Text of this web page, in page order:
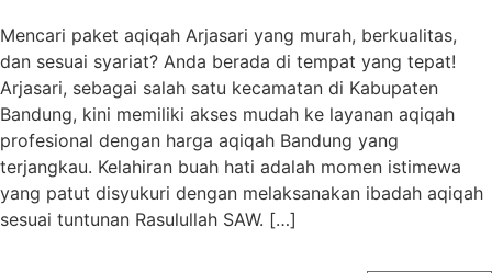
Mencari paket aqiqah Arjasari yang murah, berkualitas,
dan sesuai syariat? Anda berada di tempat yang tepat!
Arjasari, sebagai salah satu kecamatan di Kabupaten
Bandung, kini memiliki akses mudah ke layanan aqiqah
profesional dengan harga aqiqah Bandung yang
terjangkau. Kelahiran buah hati adalah momen istimewa
yang patut disyukuri dengan melaksanakan ibadah aqiqah
sesuai tuntunan Rasulullah SAW. […]